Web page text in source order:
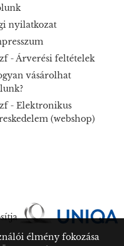
nyilatkozat
- Árverési feltételek
vásárolhat
- Elektronikus
(webshop)
élmény fokozása